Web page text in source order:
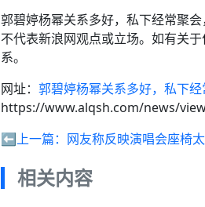
郭碧婷杨幂关系多好，私下经常聚
不代表新浪网观点或立场。如有关
系。
网址： 郭碧婷杨幂关系多好，私下经
https://www.alqsh.com/news/
⬅️上一篇： 网友称反映演唱会座椅
相关内容